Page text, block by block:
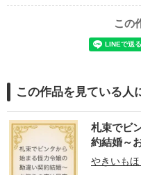
この
この作品を見ている人
札束でビ
約結婚～
やきいもほ